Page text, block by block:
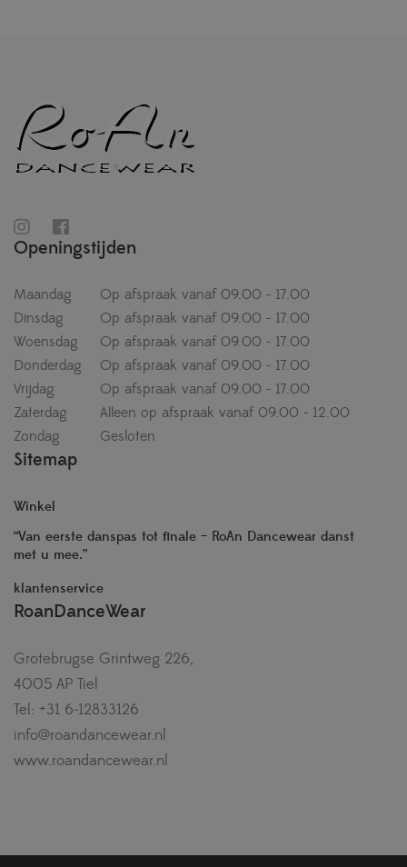
Openingstijden
Maandag
Op afspraak vanaf 09.00 - 17.00
Dinsdag
Op afspraak vanaf 09.00 - 17.00
Woensdag
Op afspraak vanaf 09.00 - 17.00
Donderdag
Op afspraak vanaf 09.00 - 17.00
Vrijdag
Op afspraak vanaf 09.00 - 17.00
Zaterdag
Alleen op afspraak vanaf 09.00 - 12.00
Zondag
Gesloten
Sitemap
Winkel
“Van eerste danspas tot finale – RoAn Dancewear danst
met u mee.”
klantenservice
RoanDanceWear
Grotebrugse Grintweg 226,
4005 AP Tiel
Tel: +31 6-12833126
info@roandancewear.nl
www.roandancewear.nl